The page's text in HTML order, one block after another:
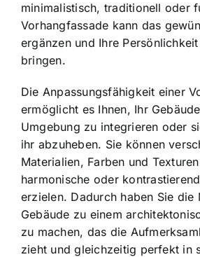
minimalistisch, traditionell oder
Vorhangfassade kann das
ergänzen und Ihre
bringen.
Die Anpassungsfähigkeit einer
ermöglicht es Ihnen, Ihr
Umgebung zu integrieren oder
ihr abzuheben. Sie können
Materialien, Farben und
harmonische oder
erzielen. Dadurch haben Sie die
Gebäude zu einem
zu machen, das die
zieht und gleichzeitig perfekt in